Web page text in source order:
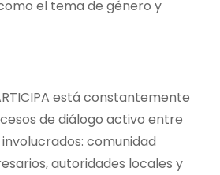
el tema de género y
está constantemente
de diálogo activo entre
comunidad
autoridades locales y